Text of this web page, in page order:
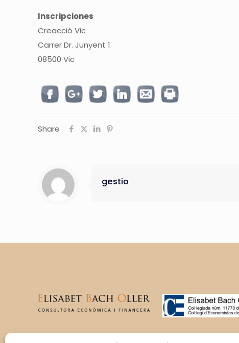
Inscripciones
Creacció Vic
Carrer Dr. Junyent 1.
08500 Vic
Share
gestio